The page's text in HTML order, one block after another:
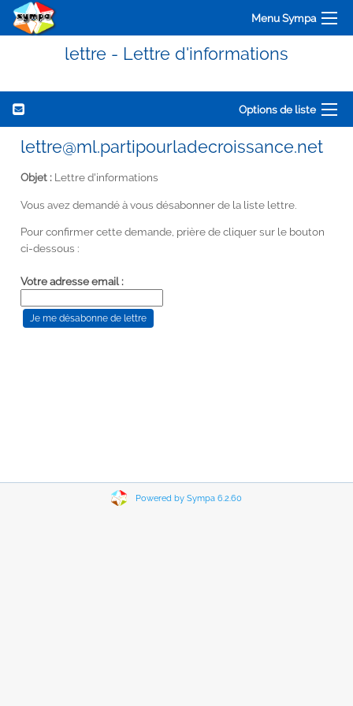
Menu Sympa
lettre - Lettre d'informations
Options de liste
lettre@ml.partipourladecroissance.net
Objet : Lettre d'informations
Vous avez demandé à vous désabonner de la liste lettre.
Pour confirmer cette demande, prière de cliquer sur le bouton
ci-dessous :
Votre adresse email :
Powered by Sympa 6.2.60